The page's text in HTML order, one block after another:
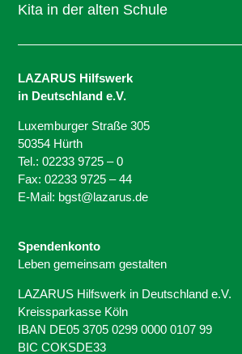
Kita in der alten Schule
LAZARUS Hilfswerk
in Deutschland e.V.
Luxemburger Straße 305
50354 Hürth
Tel.: 02233 9725 – 0
Fax: 02233 9725 – 44
E-Mail: bgst@lazarus.de
Spendenkonto
Leben gemeinsam gestalten
LAZARUS Hilfswerk in Deutschland e.V.
Kreissparkasse Köln
IBAN DE05 3705 0299 0000 0107 99
BIC COKSDE33